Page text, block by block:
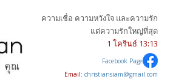
ความเชื่อ ความหวังใจ และความรัก
แต่ความรักใหญ่ที่สุด
1 โครินธ์ 13:13
Facebook Page
Email: christiansiam@gmail.com